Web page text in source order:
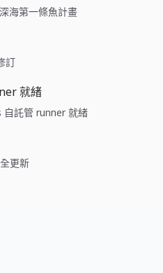
海第一條魚計畫
訂
就緒
託管 runner 就緒
更新